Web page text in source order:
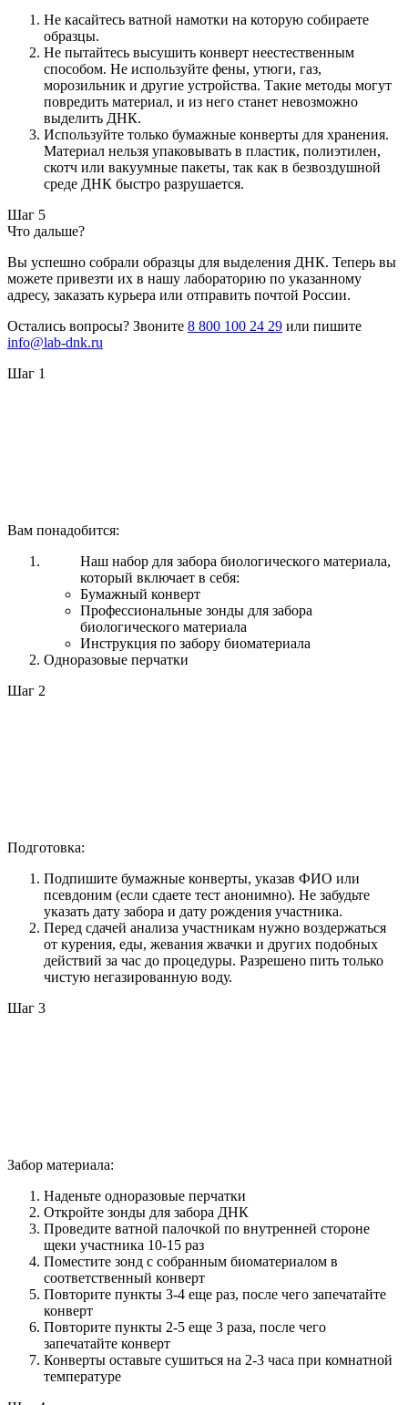
Не касайтесь ватной намотки на которую собираете
образцы.
Не пытайтесь высушить конверт неестественным
способом. Не используйте фены, утюги, газ,
морозильник и другие устройства. Такие методы могут
повредить материал, и из него станет невозможно
выделить ДНК.
Используйте только бумажные конверты для хранения.
Материал нельзя упаковывать в пластик, полиэтилен,
скотч или вакуумные пакеты, так как в безвоздушной
среде ДНК быстро разрушается.
Шаг 5
Что дальше?
Вы успешно собрали образцы для выделения ДНК. Теперь вы
можете привезти их в нашу лабораторию по указанному
адресу, заказать курьера или отправить почтой России.
Остались вопросы? Звоните 8 800 100 24 29 или пишите
info@lab-dnk.ru
Шаг 1
Вам понадобится:
Наш набор для забора биологического материала,
который включает в себя:
Бумажный конверт
Профессиональные зонды для забора
биологического материала
Инструкция по забору биоматериала
Одноразовые перчатки
Шаг 2
Подготовка:
Подпишите бумажные конверты, указав ФИО или
псевдоним (если сдаете тест анонимно). Не забудьте
указать дату забора и дату рождения участника.
Перед сдачей анализа участникам нужно воздержаться
от курения, еды, жевания жвачки и других подобных
действий за час до процедуры. Разрешено пить только
чистую негазированную воду.
Шаг 3
Забор материала:
Наденьте одноразовые перчатки
Откройте зонды для забора ДНК
Проведите ватной палочкой по внутренней стороне
щеки участника 10-15 раз
Поместите зонд с собранным биоматериалом в
соответственный конверт
Повторите пункты 3-4 еще раз, после чего запечатайте
конверт
Повторите пункты 2-5 еще 3 раза, после чего
запечатайте конверт
Конверты оставьте сушиться на 2-3 часа при комнатной
температуре